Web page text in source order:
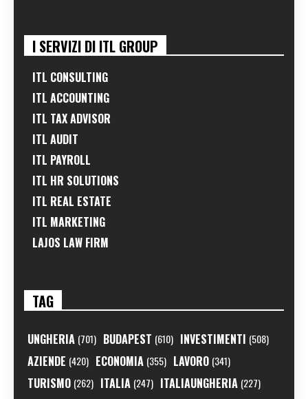
I SERVIZI DI ITL GROUP
ITL CONSULTING
ITL ACCOUNTING
ITL TAX ADVISOR
ITL AUDIT
ITL PAYROLL
ITL HR SOLUTIONS
ITL REAL ESTATE
ITL MARKETING
LAJOS LAW FIRM
TAG
UNGHERIA (701) BUDAPEST (610) INVESTIMENTI (508)
AZIENDE (420) ECONOMIA (355) LAVORO (341)
TURISMO (262) ITALIA (247) ITALIAUNGHERIA (227)